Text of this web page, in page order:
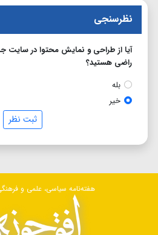
نظرسنجی
آیا از طراحی و نمایش محتوا در سایت
راضی هستید؟
بله
خیر
ثبت نظر
هفته‌نامه سیاسی، علمی و